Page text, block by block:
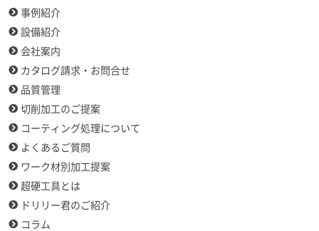
事例紹介
設備紹介
会社案内
カタログ請求・お問合せ
品質管理
切削加工のご提案
コーティング処理について
よくあるご質問
ワーク材別加工提案
超硬工具とは
ドリリー君のご紹介
コラム